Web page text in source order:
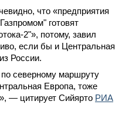
что «предприятия
готовят
2"», потому, завил
если бы и Центральная
России.
северному маршруту
Европа, тоже
— цитирует Сийярто РИА